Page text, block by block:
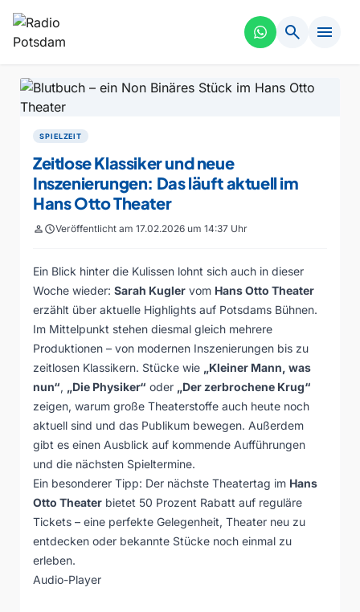
search menu
SPIELZEIT
Zeitlose Klassiker und neue
Inszenierungen: Das läuft aktuell im
Hans Otto Theater
personscheduleVeröffentlicht am 17.02.2026 um 14:37 Uhr
Ein Blick hinter die Kulissen lohnt sich auch in dieser
Woche wieder: Sarah Kugler vom Hans Otto Theater
erzählt über aktuelle Highlights auf Potsdams Bühnen.
Im Mittelpunkt stehen diesmal gleich mehrere
Produktionen – von modernen Inszenierungen bis zu
zeitlosen Klassikern. Stücke wie „Kleiner Mann, was
nun“, „Die Physiker“ oder „Der zerbrochene Krug“
zeigen, warum große Theaterstoffe auch heute noch
aktuell sind und das Publikum bewegen. Außerdem
gibt es einen Ausblick auf kommende Aufführungen
und die nächsten Spieltermine.
Ein besonderer Tipp: Der nächste Theatertag im Hans
Otto Theater bietet 50 Prozent Rabatt auf reguläre
Tickets – eine perfekte Gelegenheit, Theater neu zu
entdecken oder bekannte Stücke noch einmal zu
erleben.
Audio-Player